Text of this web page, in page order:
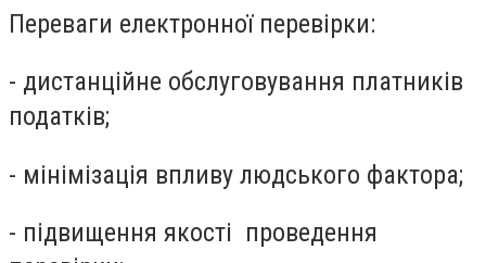
Переваги електронної перевірки:
- дистанційне обслуговування платників
податків;
- мінімізація впливу людського фактора;
- підвищення якості проведення